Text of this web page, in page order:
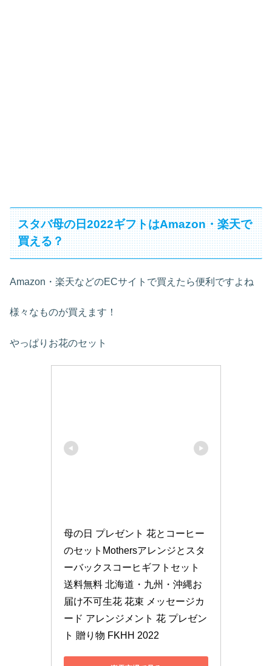
スタバ母の日2022ギフトはAmazon・楽天で
買える？
Amazon・楽天などのECサイトで買えたら便利ですよね
様々なものが買えます！
やっぱりお花のセット
母の日 プレゼント 花とコーヒー
のセットMothersアレンジとスタ
ーバックスコーヒギフトセット
送料無料 北海道・九州・沖縄お
届け不可生花 花束 メッセージカ
ード アレンジメント 花 プレゼン
ト 贈り物 FKHH 2022